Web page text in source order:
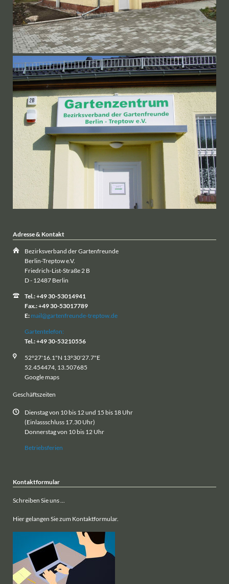
Adresse & Kontakt
Bezirksverband der Gartenfreunde
Berlin-Treptow e.V.
Friedrich-List-Straße 2 B
D - 12487 Berlin
Tel.: +49 30-53014941
Fax.: +49 30-53017789
E: mail@gartenfreunde-treptow.de
Gartentelefon:
Tel.: +49 30-53210556
52°27'16.1"N 13°30'27.7"E
52.454474, 13.507685
Google maps
Geschäftszeiten
Dienstag von 10 bis 12 und 15 bis 18 Uhr
(Einlassschluss 17.30 Uhr)
Donnerstag von 10 bis 12 Uhr
Betriebsferien
Kontaktformular
Schreiben Sie uns ...
Hier gelangen Sie zum Kontaktformular.